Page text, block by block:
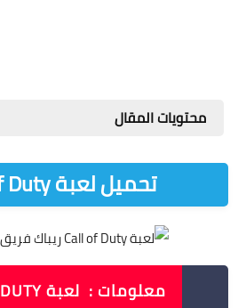
محتويات المقال
تحميل لعبة Call of Duty
معلومات : لعبة CALL OF DUTY